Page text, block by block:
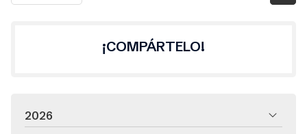
¡COMPÁRTELO!
2026